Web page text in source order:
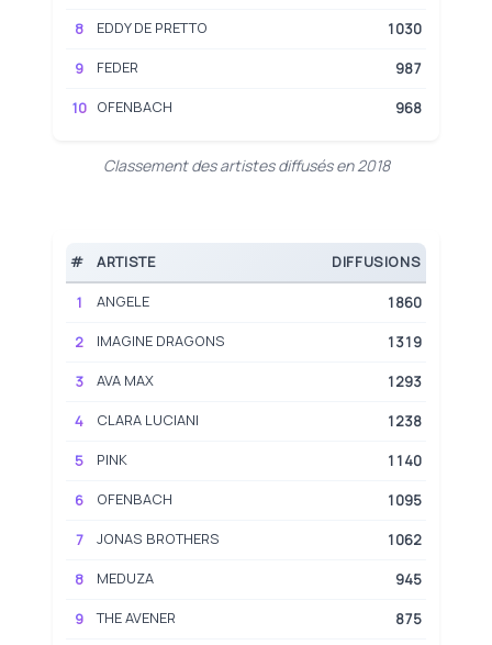
8
EDDY DE PRETTO
1030
9
FEDER
987
10 OFENBACH 968
Classement des artistes diffusés en 2018
# ARTISTE DIFFUSIONS
1 ANGELE
1860
2
IMAGINE DRAGONS
1319
3
AVA MAX
1293
4
CLARA LUCIANI
1238
5
PINK
1140
6
OFENBACH
1095
7
JONAS BROTHERS
1062
8
MEDUZA
945
9
THE AVENER
875